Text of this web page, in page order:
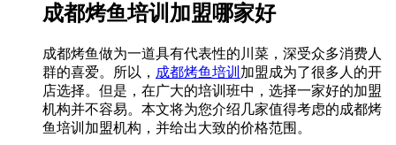
成都烤鱼培训加盟哪家好
成都烤鱼做为一道具有代表性的川菜，深受众多消费人
群的喜爱。所以， 成都烤鱼培训 加盟成为了很多人的开
店选择。但是，在广大的培训班中，选择一家好的加盟
机构并不容易。本文将为您介绍几家值得考虑的成都烤
鱼培训加盟机构，并给出大致的价格范围。